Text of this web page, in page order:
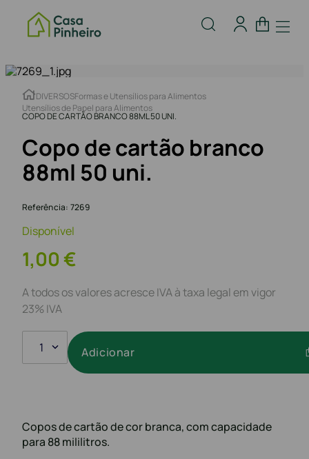
DIVERSOSFormas e Utensílios para Alimentos
Utensílios de Papel para Alimentos
COPO DE CARTÃO BRANCO 88ML 50 UNI.
Copo de cartão branco
88ml 50 uni.
Referência: 7269
Disponível
1,00€
A todos os valores acresce IVA à taxa legal em vigor
23% IVA
1 Adicionar
Copos de cartão de cor branca, com capacidade
para 88 mililitros.